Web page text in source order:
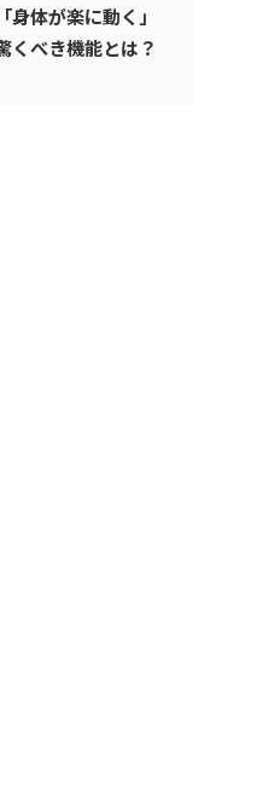
「身体が楽に動く」
くべき機能とは？